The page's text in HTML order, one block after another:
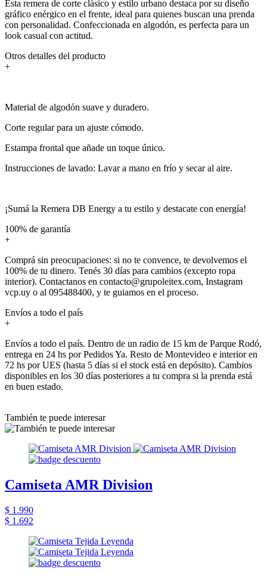
Esta remera de corte clásico y estilo urbano destaca por su diseño
gráfico enérgico en el frente, ideal para quienes buscan una prenda
con personalidad. Confeccionada en algodón, es perfecta para un
look casual con actitud.
Otros detalles del producto
+
Material de algodón suave y duradero.
Corte regular para un ajuste cómodo.
Estampa frontal que añade un toque único.
Instrucciones de lavado: Lavar a mano en frío y secar al aire.
¡Sumá la Remera DB Energy a tu estilo y destacate con energía!
100% de garantía
+
Comprá sin preocupaciones: si no te convence, te devolvemos el
100% de tu dinero. Tenés 30 días para cambios (excepto ropa
interior). Contactanos en contacto@grupoleitex.com, Instagram
vcp.uy o al 095488400, y te guiamos en el proceso.
Envíos a todo el país
+
Envíos a todo el país. Dentro de un radio de 15 km de Parque Rodó,
entrega en 24 hs por Pedidos Ya. Resto de Montevideo e interior en
72 hs por UES (hasta 5 días si el stock está en depósito). Cambios
disponibles en los 30 días posteriores a tu compra si la prenda está
en buen estado.
También te puede interesar
Camiseta AMR Division
$ 1.990
$ 1.692